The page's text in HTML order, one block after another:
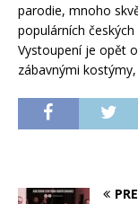
parodie, mnoho
populárních
Vystoupení je opět
zábavnými